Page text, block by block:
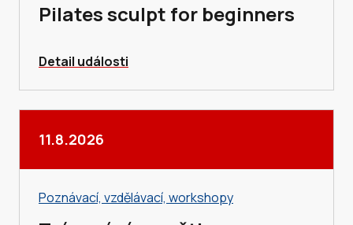
Pilates sculpt for beginners
Detail události
11.8.2026
Poznávací, vzdělávací, workshopy